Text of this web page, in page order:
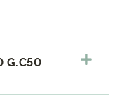
G.C50